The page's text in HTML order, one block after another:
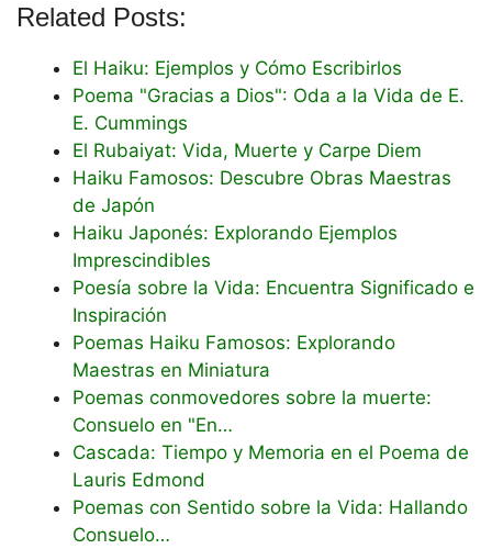
Related Posts:
El Haiku: Ejemplos y Cómo Escribirlos
Poema "Gracias a Dios": Oda a la Vida de E.
E. Cummings
El Rubaiyat: Vida, Muerte y Carpe Diem
Haiku Famosos: Descubre Obras Maestras
de Japón
Haiku Japonés: Explorando Ejemplos
Imprescindibles
Poesía sobre la Vida: Encuentra Significado e
Inspiración
Poemas Haiku Famosos: Explorando
Maestras en Miniatura
Poemas conmovedores sobre la muerte:
Consuelo en "En…
Cascada: Tiempo y Memoria en el Poema de
Lauris Edmond
Poemas con Sentido sobre la Vida: Hallando
Consuelo…